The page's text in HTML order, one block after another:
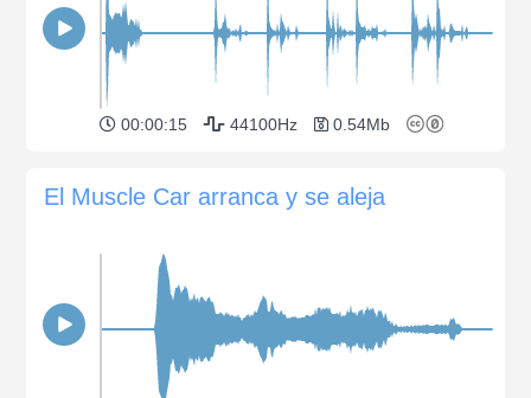
00:00:15 44100Hz 0.54Mb
El Muscle Car arranca y se aleja